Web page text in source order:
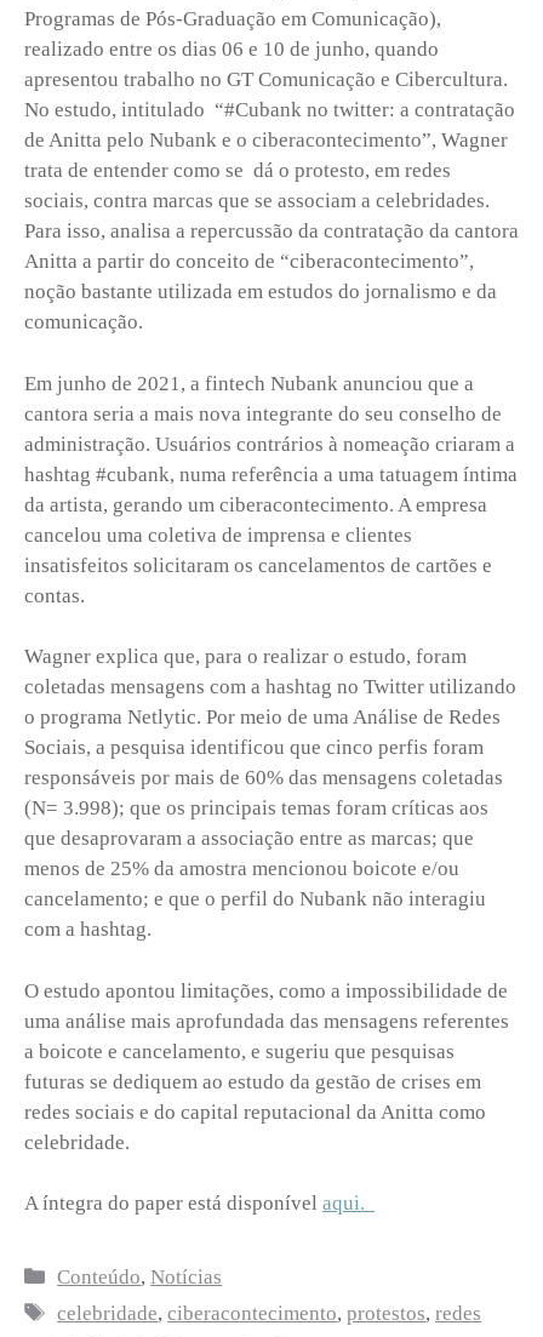
Programas de Pós-Graduação em Comunicação),
realizado entre os dias 06 e 10 de junho, quando
apresentou trabalho no GT Comunicação e Cibercultura.
No estudo, intitulado “#Cubank no twitter: a contratação
de Anitta pelo Nubank e o ciberacontecimento”, Wagner
trata de entender como se dá o protesto, em redes
sociais, contra marcas que se associam a celebridades.
Para isso, analisa a repercussão da contratação da cantora
Anitta a partir do conceito de “ciberacontecimento”,
noção bastante utilizada em estudos do jornalismo e da
comunicação.
Em junho de 2021, a fintech Nubank anunciou que a
cantora seria a mais nova integrante do seu conselho de
administração. Usuários contrários à nomeação criaram a
hashtag #cubank, numa referência a uma tatuagem íntima
da artista, gerando um ciberacontecimento. A empresa
cancelou uma coletiva de imprensa e clientes
insatisfeitos solicitaram os cancelamentos de cartões e
contas.
Wagner explica que, para o realizar o estudo, foram
coletadas mensagens com a hashtag no Twitter utilizando
o programa Netlytic. Por meio de uma Análise de Redes
Sociais, a pesquisa identificou que cinco perfis foram
responsáveis por mais de 60% das mensagens coletadas
(N= 3.998); que os principais temas foram críticas aos
que desaprovaram a associação entre as marcas; que
menos de 25% da amostra mencionou boicote e/ou
cancelamento; e que o perfil do Nubank não interagiu
com a hashtag.
O estudo apontou limitações, como a impossibilidade de
uma análise mais aprofundada das mensagens referentes
a boicote e cancelamento, e sugeriu que pesquisas
futuras se dediquem ao estudo da gestão de crises em
redes sociais e do capital reputacional da Anitta como
celebridade.
A íntegra do paper está disponível aqui.
Categorias
Conteúdo,Notícias
Tags
celebridade,ciberacontecimento,protestos,redes